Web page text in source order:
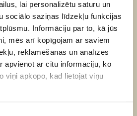
lai personalizētu saturu un
sociālo saziņas līdzekļu funkcijas
Informāciju par to, kā jūs
mēs arī kopīgojam ar saviem
reklamēšanas un analīzes
apvienot ar citu informāciju, ko
viņi apkopo, kad lietojat viņu
zēni